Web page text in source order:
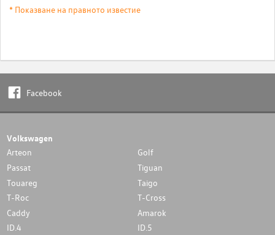
* Показване на правното известие
Facebook
Volkswagen
Arteon
Golf
Passat
Tiguan
Touareg
Taigo
T-Roc
T-Cross
Caddy
Amarok
ID.4
ID.5